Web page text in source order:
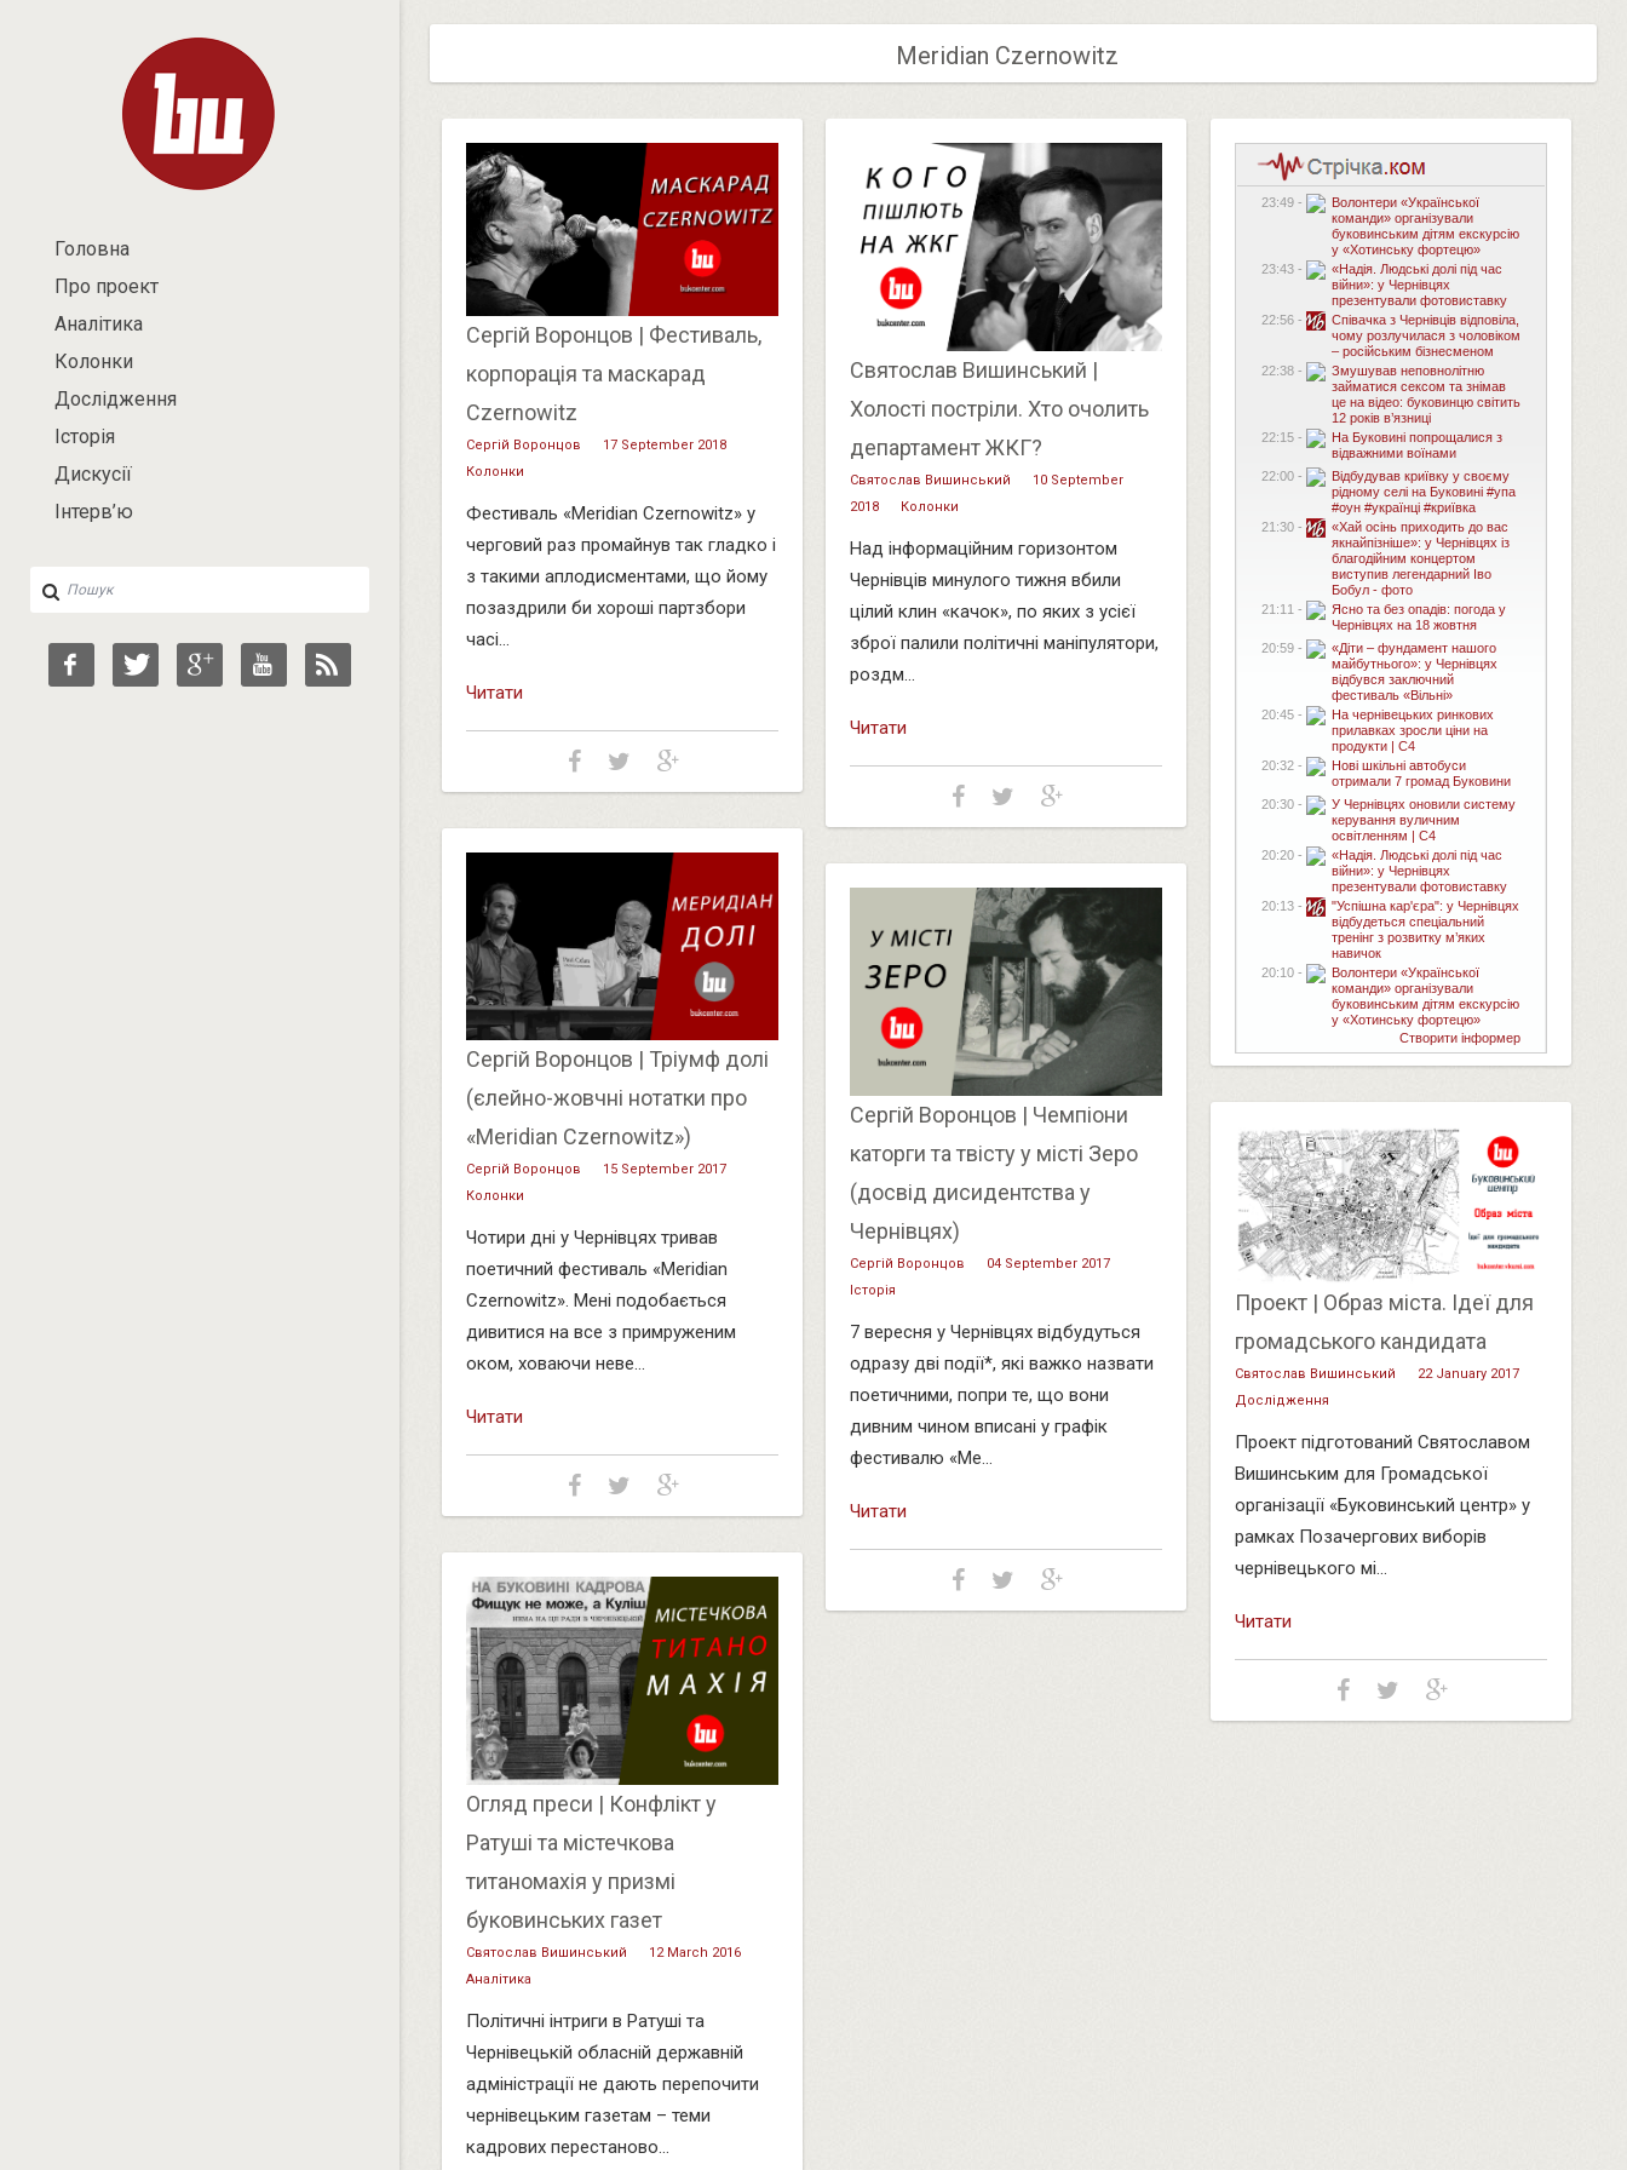
Головна
Про проект
Аналітика
Колонки
Дослідження
Історія
Дискусії
Інтерв’ю
Meridian Czernowitz
Сергій Воронцов | Фестиваль,
корпорація та маскарад
Czernowitz
Сергій Воронцов
17 September 2018
Колонки
Фестиваль «Meridian Czernowitz» у
черговий раз промайнув так гладко і
з такими аплодисментами, що йому
позаздрили би хороші партзбори
часі...
Читати
Святослав Вишинський |
Холості постріли. Хто очолить
департамент ЖКГ?
Святослав Вишинський
10 September
2018
Колонки
Над інформаційним горизонтом
Чернівців минулого тижня вбили
цілий клин «качок», по яких з усієї
зброї палили політичні маніпулятори,
роздм...
Читати
23:49 -
Волонтери «Української
команди» організували
буковинським дітям екскурсію
у «Хотинську фортецю»
23:43 -
«Надія. Людські долі під час
війни»: у Чернівцях
презентували фотовиставку
22:56 -
Співачка з Чернівців відповіла,
чому розлучилася з чоловіком
– російським бізнесменом
22:38 -
Змушував неповнолітню
займатися сексом та знімав
це на відео: буковинцю світить
12 років в’язниці
22:15 -
На Буковині попрощалися з
відважними воїнами
22:00 -
Відбудував криївку у своєму
рідному селі на Буковині #упа
#оун #українці #криївка
21:30 -
«Хай осінь приходить до вас
якнайпізніше»: у Чернівцях із
благодійним концертом
виступив легендарний Іво
Бобул - фото
21:11 -
Ясно та без опадів: погода у
Чернівцях на 18 жовтня
20:59 -
«Діти – фундамент нашого
майбутнього»: у Чернівцях
відбувся заключний
фестиваль «Вільні»
20:45 -
На чернівецьких ринкових
прилавках зросли ціни на
продукти | C4
20:32 -
Нові шкільні автобуси
отримали 7 громад Буковини
20:30 -
У Чернівцях оновили систему
керування вуличним
освітленням | C4
20:20 -
«Надія. Людські долі під час
війни»: у Чернівцях
презентували фотовиставку
20:13 -
"Успішна кар'єра": у Чернівцях
відбудеться спеціальний
тренінг з розвитку м’яких
навичок
20:10 -
Волонтери «Української
команди» організували
буковинським дітям екскурсію
у «Хотинську фортецю»
Створити інформер
Сергій Воронцов | Тріумф долі
(єлейно-жовчні нотатки про
«Meridian Czernowitz»)
Сергій Воронцов
15 September 2017
Колонки
Чотири дні у Чернівцях тривав
поетичний фестиваль «Meridian
Czernowitz». Мені подобається
дивитися на все з примруженим
оком, ховаючи неве...
Читати
Сергій Воронцов | Чемпіони
каторги та твісту у місті Зеро
(досвід дисидентства у
Чернівцях)
Сергій Воронцов
04 September 2017
Історія
7 вересня у Чернівцях відбудуться
одразу дві події*, які важко назвати
поетичними, попри те, що вони
дивним чином вписані у графік
фестивалю «Me...
Читати
Проект | Образ міста. Ідеї для
громадського кандидата
Святослав Вишинський
22 January 2017
Дослідження
Проект підготований Святославом
Вишинським для Громадської
організації «Буковинський центр» у
рамках Позачергових виборів
чернівецького мі...
Читати
Огляд преси | Конфлікт у
Ратуші та містечкова
титаномахія у призмі
буковинських газет
Святослав Вишинський
12 March 2016
Аналітика
Політичні інтриги в Ратуші та
Чернівецькій обласній державній
адміністрації не дають перепочити
чернівецьким газетам – теми
кадрових перестаново...